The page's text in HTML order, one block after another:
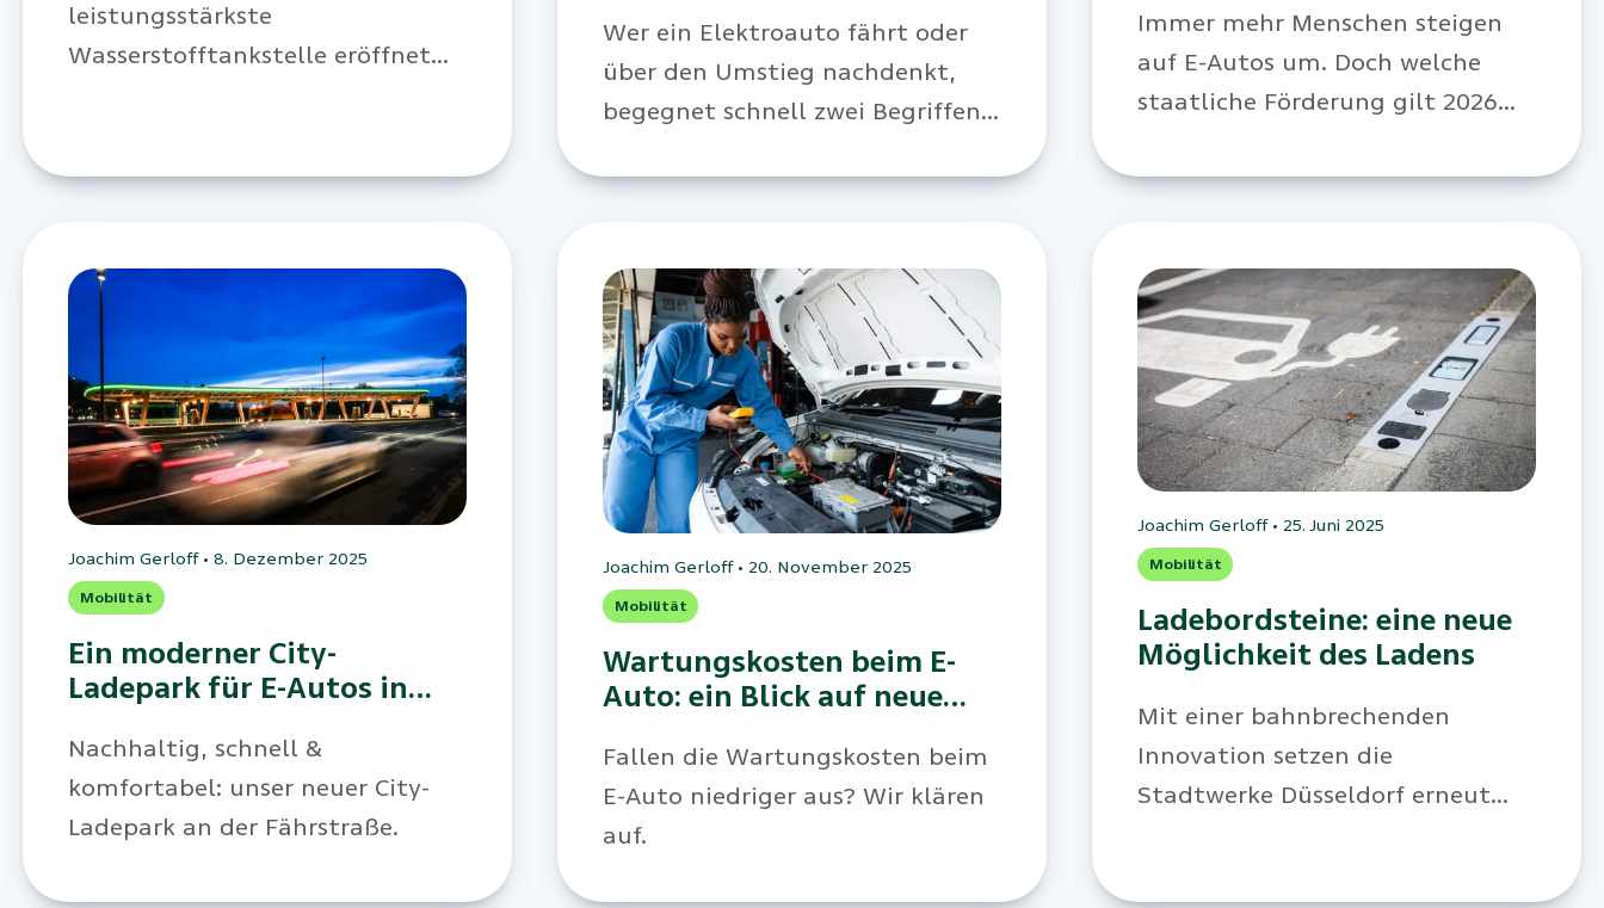
leistungsstärkste
Wasserstofftankstelle eröffnet
Energieerzeugung, Infrastruktur
Wer ein Elektroauto fährt oder
über den Umstieg nachdenkt,
begegnet schnell zwei Begriffen:
liegt der Unterschied?
Immer mehr Menschen steigen
auf E-Autos um. Doch welche
staatliche Förderung gilt 2026
Voraussetzungen müssen erfüllt
Joachim Gerloff•8. Dezember 2025
Mobilität
Ein moderner City-
Ladepark für E-Autos in
Nachhaltig, schnell &
komfortabel: unser neuer City-
Ladepark an der Fährstraße.
Joachim Gerloff• 20. November 2025
Mobilität
Wartungskosten beim E-
Auto: ein Blick auf neue
Fallen die Wartungskosten beim
E-Auto niedriger aus? Wir klären
auf.
Joachim Gerloff• 25. Juni 2025
Mobilität
Ladebordsteine: eine neue
Möglichkeit des Ladens
Mit einer bahnbrechenden
Innovation setzen die
Stadtwerke Düsseldorf erneut